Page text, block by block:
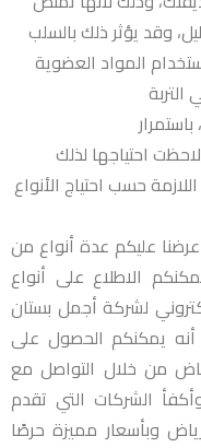
وقد يؤثر ذلك بالسلب
المواد العضوية
احتياجها لذلك
حسب احتياج الأنواع
عليكم عدة أنواع من
الاطلاع على أنواع
لشركة أجمل بستان
يمكنكم الحصول على
من خلال التواصل مع
الشركات التي تقدم
وبأسعار مميزة حرصًا